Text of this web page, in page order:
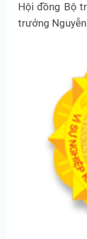
Hội đồng Bộ
trưởng Nguyễn